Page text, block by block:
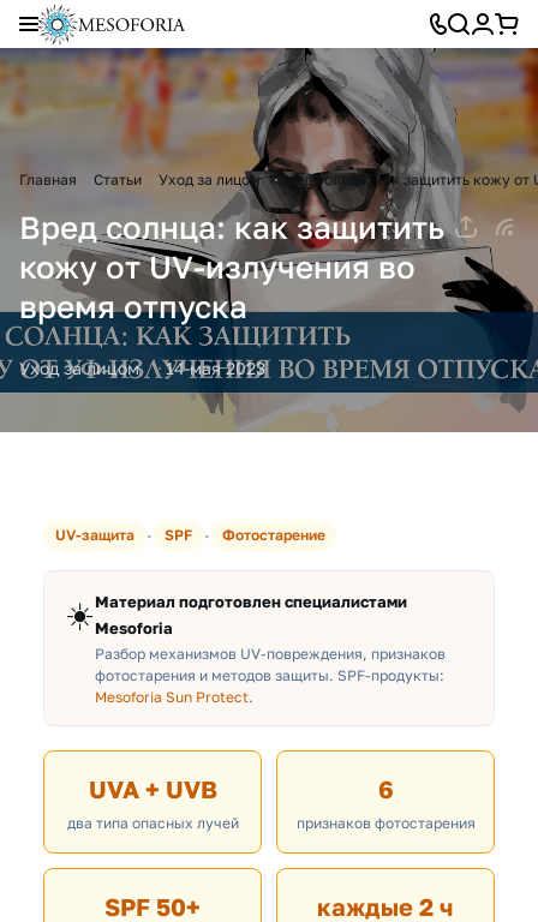
Главная Статьи Уход за лицом Вред солнца: как защитить кожу
Вред солнца: как защитить
кожу от UV-излучения во
время отпуска
Уход за лицом 14 мая 2023
UV-защита · SPF · Фотостарение
☀️Материал подготовлен специалистами
Mesoforia
Разбор механизмов UV-повреждения, признаков
фотостарения и методов защиты. SPF-продукты:
Mesoforia Sun Protect.
UVA + UVB
два типа опасных лучей
6
признаков фотостарения
SPF 50+ каждые 2 ч